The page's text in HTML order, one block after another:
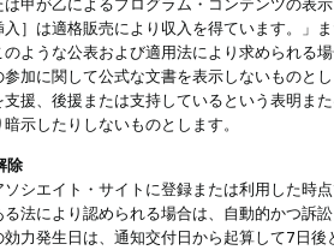
甲が乙によるプログラム・コンテンツの表
］は適格販売により収入を得ています。」
ような公表および適用法により求められる
参加に関して公式な文書を表示しないもの
援、後援または支持しているという表明ま
示したりしないものとします。
除
シエイト・サイトに登録または利用した時
法により認められる場合は、自動的かつ訴
力発生日は、通知交付日から起算して7日